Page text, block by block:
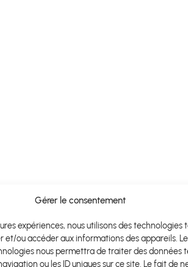
Gérer le consentement
expériences, nous utilisons des technologies
et/ou accéder aux informations des appareils.
nous permettra de traiter des données
ou les ID uniques sur ce site. Le fait de